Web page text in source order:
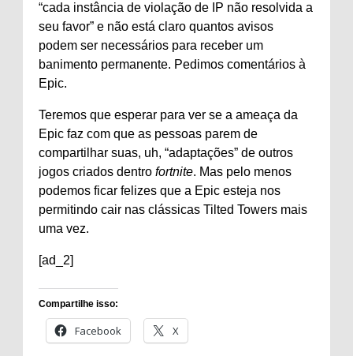
“cada instância de violação de IP não resolvida a
seu favor” e não está claro quantos avisos
podem ser necessários para receber um
banimento permanente. Pedimos comentários à
Epic.
Teremos que esperar para ver se a ameaça da
Epic faz com que as pessoas parem de
compartilhar suas, uh, “adaptações” de outros
jogos criados dentro fortnite. Mas pelo menos
podemos ficar felizes que a Epic esteja nos
permitindo cair nas clássicas Tilted Towers mais
uma vez.
[ad_2]
Compartilhe isso:
Facebook X